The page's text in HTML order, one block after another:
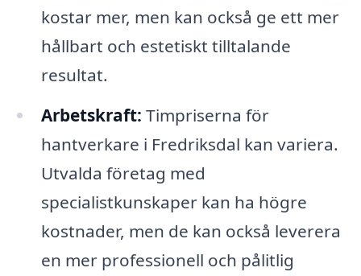
kostar mer, men kan också ge ett mer
hållbart och estetiskt tilltalande
resultat.
Arbetskraft: Timpriserna för
hantverkare i Fredriksdal kan variera.
Utvalda företag med
specialistkunskaper kan ha högre
kostnader, men de kan också leverera
en mer professionell och pålitlig